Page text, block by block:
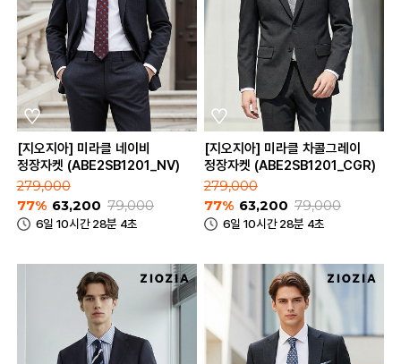
[지오지아] 미라클 네이비
정장자켓 (ABE2SB1201_NV)
279,000
77% 63,200 79,000
6일 10시간 28분 4초
[지오지아] 미라클 차콜그레이
정장자켓 (ABE2SB1201_CGR)
279,000
77% 63,200 79,000
6일 10시간 28분 4초